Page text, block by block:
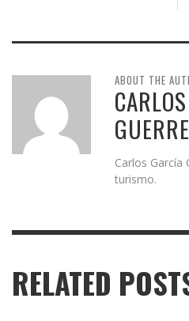
ABOUT THE
Carlos García
turismo.
RELATED